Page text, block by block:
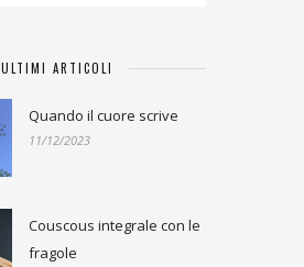
ULTIMI ARTICOLI
Quando il cuore scrive
11/12/2023
Couscous integrale con le
fragole